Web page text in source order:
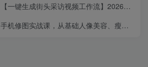
【一键生成街头采访视频工作流】2026保姆级教程来咯！Coze工作流一键搭，街头采访视频直接出片！
手机修图实战课，从基础人像美容、瘦身技巧到高级调色方法，86种流行风格的调色教学